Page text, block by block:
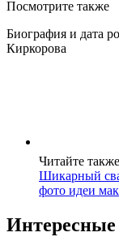
Посмотрите также
Биография и дата
Киркорова
Читайте
Шикарный
фото идеи